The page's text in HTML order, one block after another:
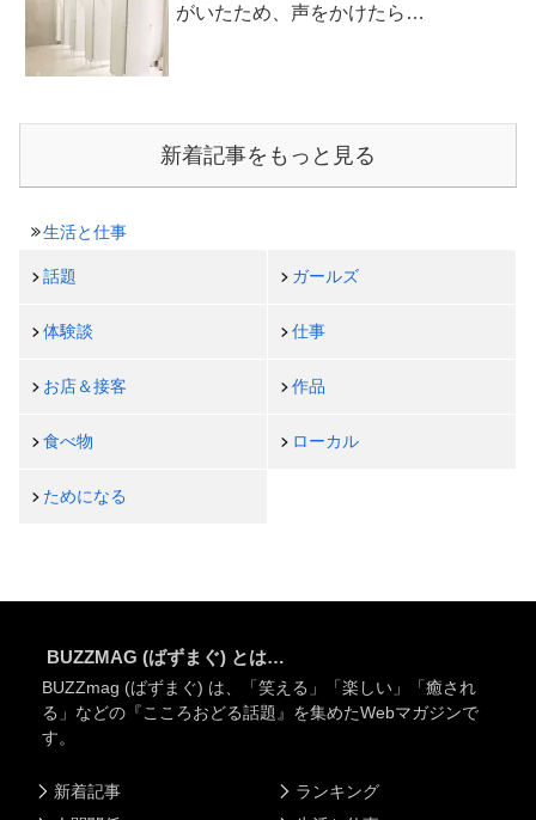
がいたため、声をかけたら…
新着記事をもっと見る
生活と仕事
話題 ガールズ
体験談 仕事
お店＆接客 作品
食べ物 ローカル
ためになる
BUZZMAG (ばずまぐ) とは…
BUZZmag (ばずまぐ) は、「笑える」「楽しい」「癒され
る」などの『こころおどる話題』を集めたWebマガジンで
す。
新着記事
ランキング